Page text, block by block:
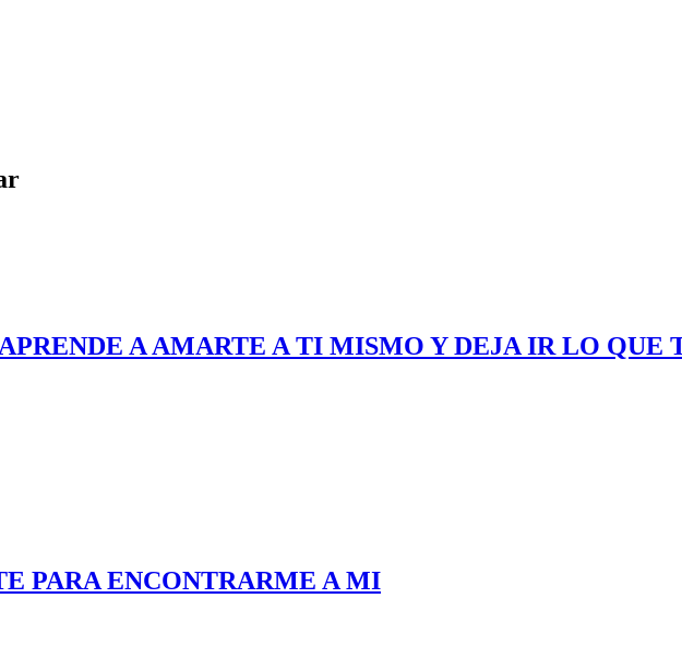
A AMARTE A TI MISMO Y DEJA IR LO QUE
PARA ENCONTRARME A MI